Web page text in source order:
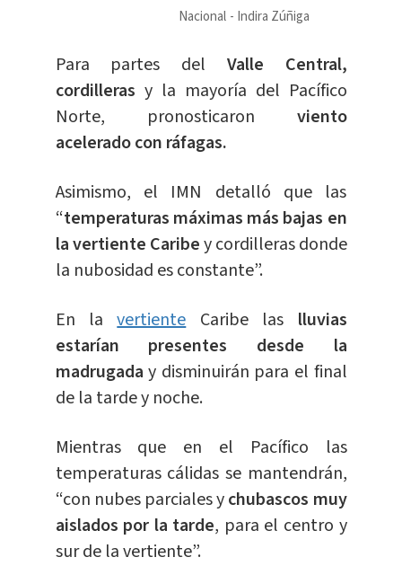
Nacional Indira Zúñiga
Para partes del Valle Central,
cordilleras y la mayoría del Pacífico
Norte, pronosticaron viento
acelerado con ráfagas.
Asimismo, el IMN detalló que las
“temperaturas máximas más bajas en
la vertiente Caribey cordilleras donde
la nubosidad es constante”.
En lavertiente Caribe las lluvias
estarían presentes desde la
madrugaday disminuirán para el final
de la tarde y noche.
Mientras que en el Pacífico las
temperaturas cálidas se mantendrán,
“con nubes parciales ychubascos muy
aislados por la tarde, para el centro y
sur de la vertiente”.